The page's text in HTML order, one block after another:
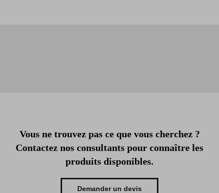
Vous ne trouvez pas ce que vous cherchez ?
Contactez nos consultants pour connaître les
produits disponibles.
Demander un devis